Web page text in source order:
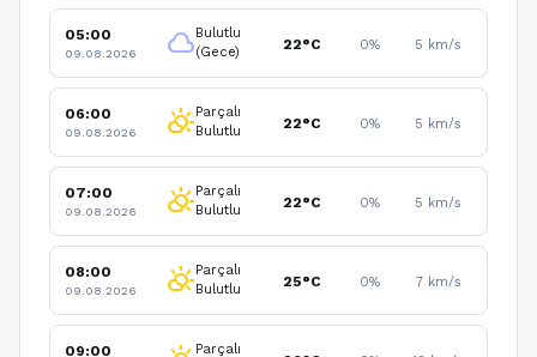
05:00
09.08.2026 cloudBulutlu
(Gece)
22°C 0% 5 km/s
06:00
09.08.2026 partly_cloudy_dayParçalı
Bulutlu
22°C 0% 5 km/s
07:00
09.08.2026 partly_cloudy_dayParçalı
Bulutlu
22°C 0% 5 km/s
08:00
09.08.2026 partly_cloudy_dayParçalı
Bulutlu
25°C 0% 7 km/s
09:00
Parçalı